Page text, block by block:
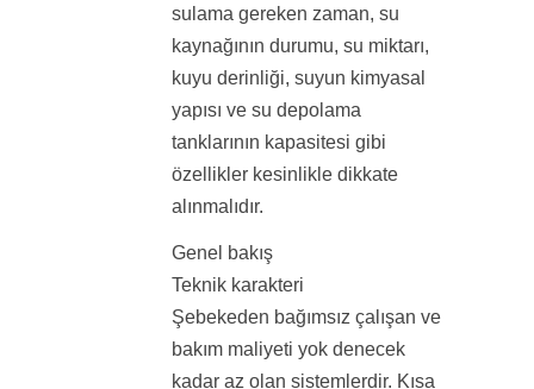
sulama gereken zaman, su
kaynağının durumu, su miktarı,
kuyu derinliği, suyun kimyasal
yapısı ve su depolama
tanklarının kapasitesi gibi
özellikler kesinlikle dikkate
alınmalıdır.
Genel bakış
Teknik karakteri
Şebekeden bağımsız çalışan ve
bakım maliyeti yok denecek
kadar az olan sistemlerdir. Kısa